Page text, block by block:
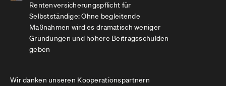
Rentenversicherungspflicht für
Selbstständige: Ohne begleitende
Maßnahmen wird es dramatisch weniger
Gründungen und höhere Beitragsschulden
geben
Wir danken unseren Kooperationspartnern